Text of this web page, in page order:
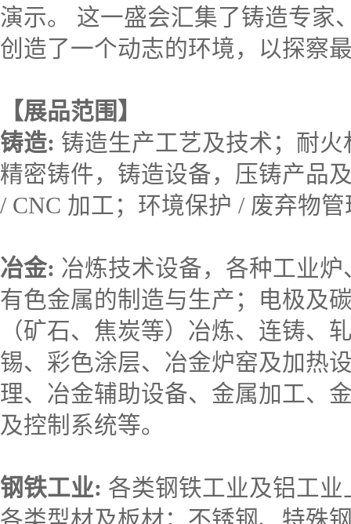
演示。 这一盛会汇集了铸造专家
创造了一个动志的环境，以探察
【展品范围】
铸造: 铸造生产工艺及技术；耐
精密铸件，铸造设备，压铸产品
/ CNC 加工；环境保护 / 废弃物管
冶金: 冶炼技术设备，各种工业
有色金属的制造与生产；电极及
（矿石、焦炭等）冶炼、连铸、
锡、彩色涂层、冶金炉窑及加热
理、冶金辅助设备、金属加工、
及控制系统等。
钢铁工业: 各类钢铁工业及铝工